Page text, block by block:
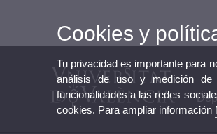
Cookies y
Tu privacidad es importante para
análisis de uso y medición de
funcionalidades a las redes
cookies. Para ampliar información